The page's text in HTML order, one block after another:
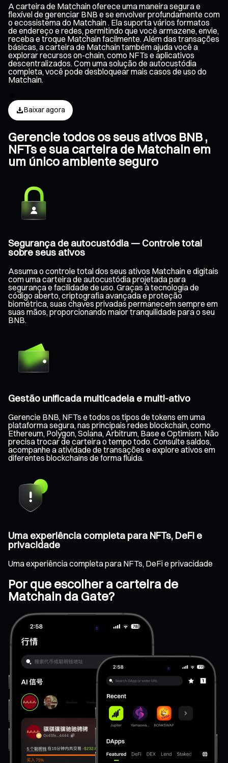
A carteira de Matchain oferece uma maneira segura e
flexível de gerenciar BNB e se envolver profundamente com
o ecossistema do Matchain . Ela suporta vários formatos
de endereço e redes, permitindo que você armazene, envie,
receba e troque Matchain facilmente. Além das transações
básicas, a carteira de Matchain também ajuda você a
explorar recursos on-chain, como NFTs e aplicativos
descentralizados. Com uma solução de autocustódia
completa, você pode desbloquear mais casos de uso do
Matchain.
Baixar agora
Gerencie todos os seus ativos BNB ,
NFTs e sua carteira de Matchain em
um único ambiente seguro
Segurança de autocustódia — Controle total
sobre seus ativos
Assuma o controle total dos seus ativos Matchain e digitais
com uma carteira de autocustódia projetada para
segurança e facilidade de uso. Graças à tecnologia de
código aberto, criptografia avançada e proteção
biométrica, suas chaves privadas permanecem sempre em
suas mãos, proporcionando maior tranquilidade para o seu
BNB.
Gestão unificada multicadeia e multi-ativo
Gerencie BNB, NFTs e todos os tipos de tokens em uma
plataforma segura, nas principais redes blockchain, como
Ethereum, Polygon, Solana, Arbitrum, Base e Optimism. Não
precisa trocar de carteira o tempo todo. Consulte saldos,
acompanhe a atividade de transações e explore ativos em
diferentes blockchains de forma fluida.
Uma experiência completa para NFTs, DeFi e
privacidade
Uma experiência completa para NFTs, DeFi e privacidade
Por que escolher a carteira de
Matchain da Gate?